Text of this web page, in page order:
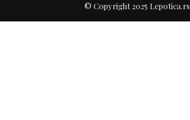
© Copyright 2025 Lepotica.rs